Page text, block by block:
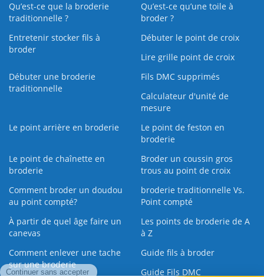
Qu’est-ce que la broderie
traditionnelle ?
Qu’est‑ce qu’une toile à
broder ?
Entretenir stocker fils à
broder
Débuter le point de croix
Lire grille point de croix
Débuter une broderie
traditionnelle
Fils DMC supprimés
Calculateur d'unité de
mesure
Le point arrière en broderie
Le point de feston en
broderie
Le point de chaînette en
broderie
Broder un coussin gros
trous au point de croix
Comment broder un doudou
au point compté?
broderie traditionnelle Vs.
Point compté
À partir de quel âge faire un
canevas
Les points de broderie de A
à Z
Comment enlever une tache
sur une broderie
Guide fils à broder
Guide Fils DMC